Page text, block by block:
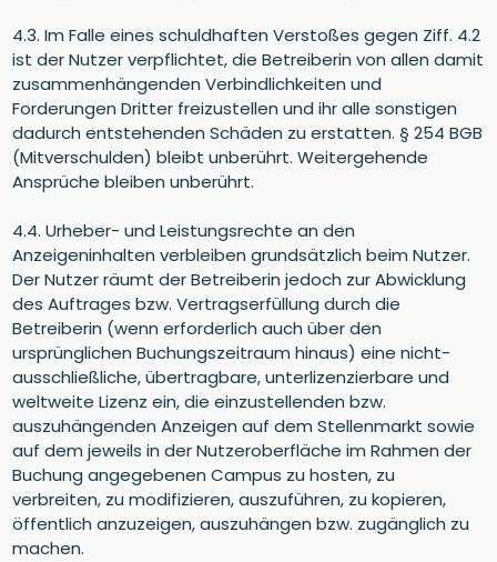
4.3. Im Falle eines schuldhaften Verstoßes gegen Ziff. 4.2
ist der Nutzer verpflichtet, die Betreiberin von allen damit
zusammenhängenden Verbindlichkeiten und
Forderungen Dritter freizustellen und ihr alle sonstigen
dadurch entstehenden Schäden zu erstatten. § 254 BGB
(Mitverschulden) bleibt unberührt. Weitergehende
Ansprüche bleiben unberührt.
4.4. Urheber- und Leistungsrechte an den
Anzeigeninhalten verbleiben grundsätzlich beim Nutzer.
Der Nutzer räumt der Betreiberin jedoch zur Abwicklung
des Auftrages bzw. Vertragserfüllung durch die
Betreiberin (wenn erforderlich auch über den
ursprünglichen Buchungszeitraum hinaus) eine nicht-
ausschließliche, übertragbare, unterlizenzierbare und
weltweite Lizenz ein, die einzustellenden bzw.
auszuhängenden Anzeigen auf dem Stellenmarkt sowie
auf dem jeweils in der Nutzeroberfläche im Rahmen der
Buchung angegebenen Campus zu hosten, zu
verbreiten, zu modifizieren, auszuführen, zu kopieren,
öffentlich anzuzeigen, auszuhängen bzw. zugänglich zu
machen.